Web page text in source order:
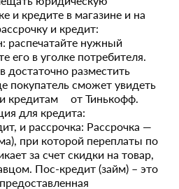
и кредите в магазине и на
и кредит:
распечатайте нужный
его в уголке потребителя.
достаточно разместить
покупатель сможет увидеть
и кредитам от Тинькофф.
для кредита:
и рассрочка: Рассрочка —
при которой переплаты по
за счет скидки на товар,
Пос-кредит (займ) – это